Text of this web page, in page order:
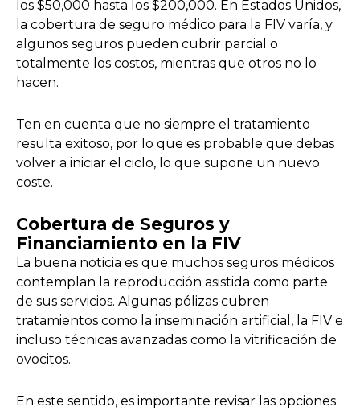
los $50,000 hasta los $200,000. En Estados Unidos,
la cobertura de seguro médico para la FIV varía, y
algunos seguros pueden cubrir parcial o
totalmente los costos, mientras que otros no lo
hacen.
Ten en cuenta que no siempre el tratamiento
resulta exitoso, por lo que es probable que debas
volver a iniciar el ciclo, lo que supone un nuevo
coste.
Cobertura de Seguros y
Financiamiento en la FIV
La buena noticia es que muchos seguros médicos
contemplan la reproducción asistida como parte
de sus servicios. Algunas pólizas cubren
tratamientos como la inseminación artificial, la FIV e
incluso técnicas avanzadas como la vitrificación de
ovocitos.
En este sentido, es importante revisar las opciones